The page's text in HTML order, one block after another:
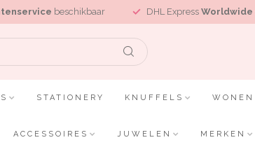
beschikbaar DHL Express Worldwide
STATIONERY KNUFFELS WONEN
ACCESSOIRES JUWELEN MERKEN